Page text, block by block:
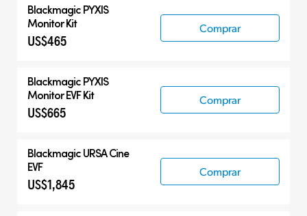
Blackmagic PYXIS
Monitor Kit
US$465
Comprar
Blackmagic PYXIS
Monitor EVF Kit
US$665
Comprar
BlackmagicURSA Cine
EVF
US$1,845
Comprar